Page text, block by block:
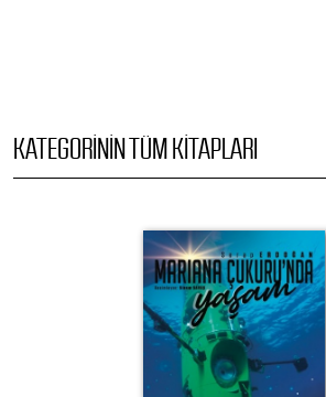
KATEGORININ TÜM KITAPLARI